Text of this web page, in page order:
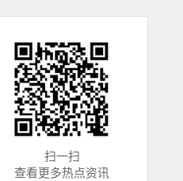
扫一扫
查看更多热点资讯